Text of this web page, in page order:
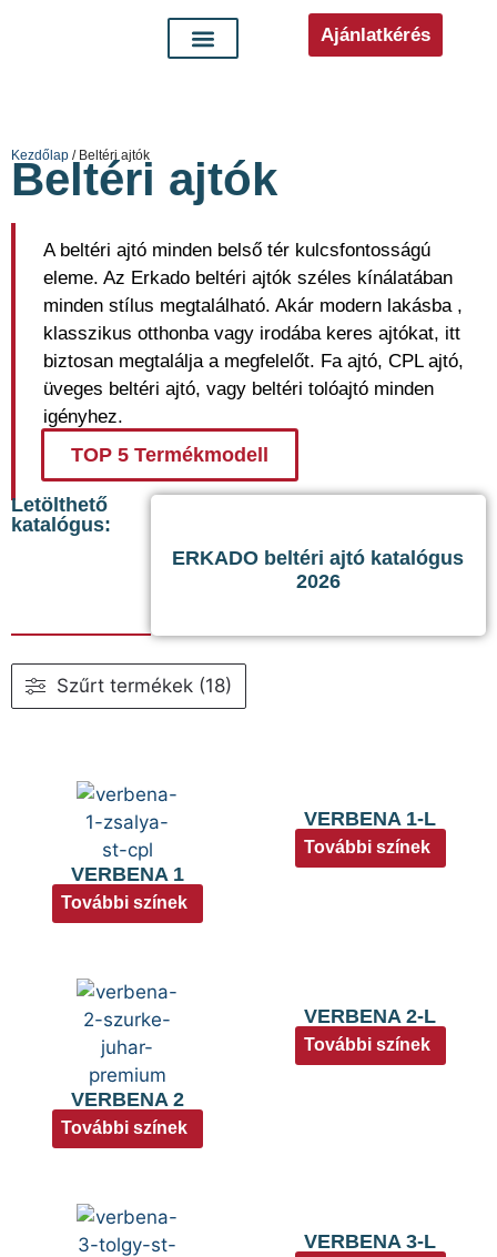
Ajánlatkérés
Kezdőlap / Beltéri ajtók
Beltéri ajtók
A beltéri ajtó minden belső tér kulcsfontosságú
eleme. Az Erkado beltéri ajtók széles kínálatában
minden stílus megtalálható. Akár modern lakásba ,
klasszikus otthonba vagy irodába keres ajtókat, itt
biztosan megtalálja a megfelelőt. Fa ajtó, CPL ajtó,
üveges beltéri ajtó, vagy beltéri tolóajtó minden
igényhez.
TOP 5 Termékmodell
Letölthető
katalógus:
ERKADO beltéri ajtó katalógus
2026
Szűrt termékek (18)
VERBENA 1
További színek
VERBENA 1-L
További színek
VERBENA 2
További színek
VERBENA 2-L
További színek
VERBENA 3-L